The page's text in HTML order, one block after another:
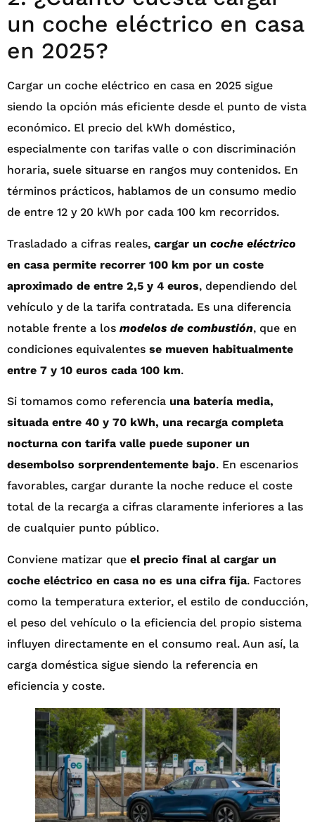
un coche eléctrico en casa
en 2025?
Cargar un coche eléctrico en casa en 2025 sigue
siendo la opción más eficiente desde el punto de vista
económico. El precio del kWh doméstico,
especialmente con tarifas valle o con discriminación
horaria, suele situarse en rangos muy contenidos. En
términos prácticos, hablamos de un consumo medio
de entre 12 y 20 kWh por cada 100 km recorridos.
Trasladado a cifras reales, cargar un coche eléctrico
en casa permite recorrer 100 km por un coste
aproximado de entre 2,5 y 4 euros, dependiendo del
vehículo y de la tarifa contratada. Es una diferencia
notable frente a los modelos de combustión, que en
condiciones equivalentes se mueven habitualmente
entre 7 y 10 euros cada 100 km.
Si tomamos como referencia una batería media,
situada entre 40 y 70 kWh, una recarga completa
nocturna con tarifa valle puede suponer un
desembolso sorprendentemente bajo. En escenarios
favorables, cargar durante la noche reduce el coste
total de la recarga a cifras claramente inferiores a las
de cualquier punto público.
Conviene matizar que el precio final al cargar un
coche eléctrico en casa no es una cifra fija. Factores
como la temperatura exterior, el estilo de conducción,
el peso del vehículo o la eficiencia del propio sistema
influyen directamente en el consumo real. Aun así, la
carga doméstica sigue siendo la referencia en
eficiencia y coste.